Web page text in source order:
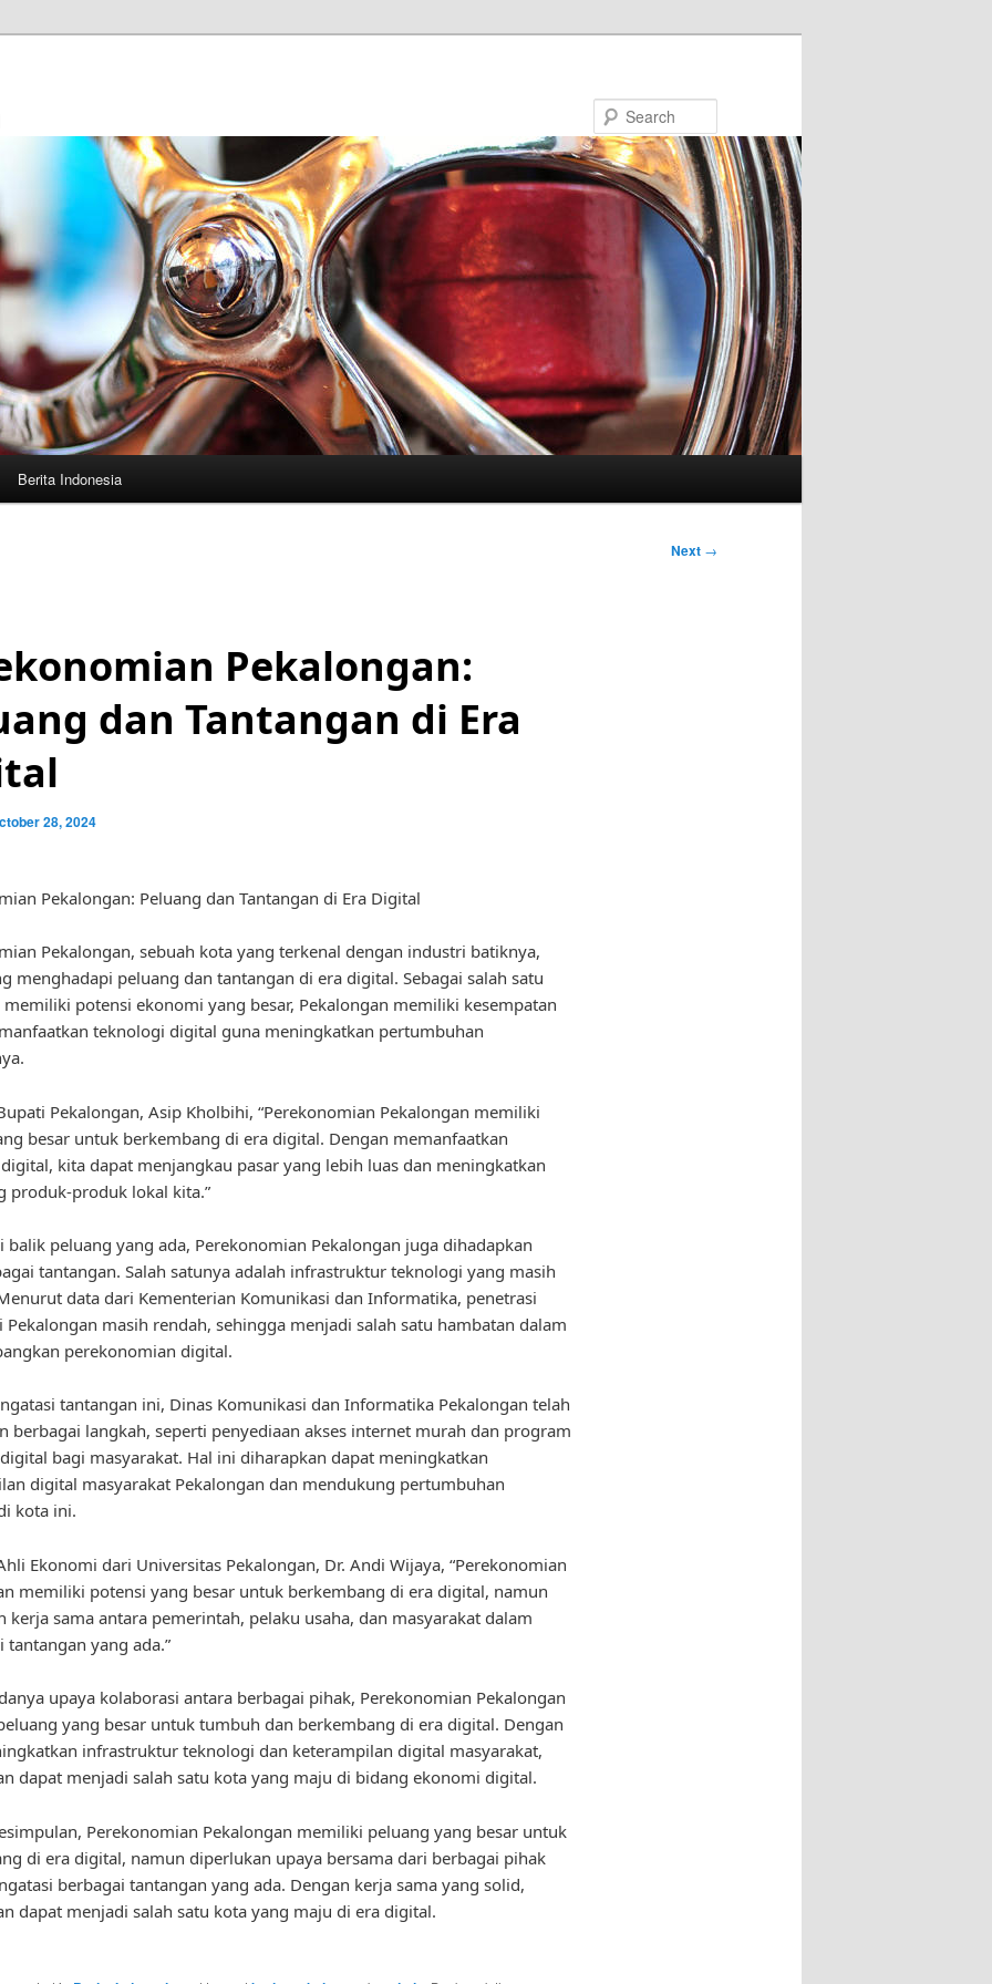
Berita Indonesia
Next →
Pekalongan:
dan Tantangan di Era
28, 2024
Pekalongan: Peluang dan Tantangan di Era Digital
Pekalongan, sebuah kota yang terkenal dengan industri batiknya,
menghadapi peluang dan tantangan di era digital. Sebagai salah satu
memiliki potensi ekonomi yang besar, Pekalongan memiliki kesempatan
teknologi digital guna meningkatkan pertumbuhan
Pekalongan, Asip Kholbihi, “Perekonomian Pekalongan memiliki
besar untuk berkembang di era digital. Dengan memanfaatkan
kita dapat menjangkau pasar yang lebih luas dan meningkatkan
produk-produk lokal kita.”
balik peluang yang ada, Perekonomian Pekalongan juga dihadapkan
tantangan. Salah satunya adalah infrastruktur teknologi yang masih
data dari Kementerian Komunikasi dan Informatika, penetrasi
Pekalongan masih rendah, sehingga menjadi salah satu hambatan dalam
perekonomian digital.
tantangan ini, Dinas Komunikasi dan Informatika Pekalongan telah
berbagai langkah, seperti penyediaan akses internet murah dan program
bagi masyarakat. Hal ini diharapkan dapat meningkatkan
digital masyarakat Pekalongan dan mendukung pertumbuhan
kota ini.
Ekonomi dari Universitas Pekalongan, Dr. Andi Wijaya, “Perekonomian
memiliki potensi yang besar untuk berkembang di era digital, namun
kerja sama antara pemerintah, pelaku usaha, dan masyarakat dalam
tantangan yang ada.”
upaya kolaborasi antara berbagai pihak, Perekonomian Pekalongan
yang besar untuk tumbuh dan berkembang di era digital. Dengan
infrastruktur teknologi dan keterampilan digital masyarakat,
dapat menjadi salah satu kota yang maju di bidang ekonomi digital.
Perekonomian Pekalongan memiliki peluang yang besar untuk
di era digital, namun diperlukan upaya bersama dari berbagai pihak
berbagai tantangan yang ada. Dengan kerja sama yang solid,
dapat menjadi salah satu kota yang maju di era digital.